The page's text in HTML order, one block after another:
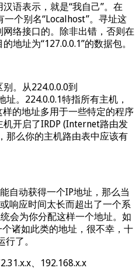
语表示，就是“我自己”。在
个别名“Localhost”。寻址这
络接口的。除非出错，否则在
地址为“127.0.0.1”的数据包。
。从224.0.0.0到
。224.0.0.1特指所有主机，
的地址多用于一些特定的程序
开启了IRDP (Internet路由发
那么你的主机路由表中应该有
自动获得一个IP地址，那么当
响应时间太长而超出了一个系
会为你分配这样一个地址。如
诸如此类的地址，很不幸，十
了。
、192.168.x.x